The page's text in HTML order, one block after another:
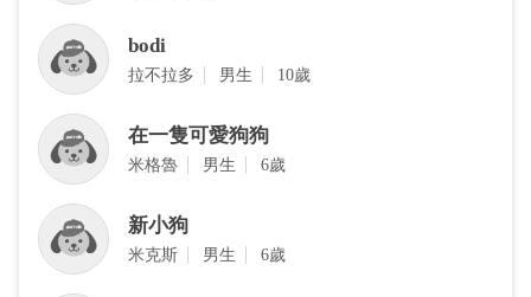
bodi
拉不拉多 男生 10歲
在一隻可愛狗狗
米格魯 男生 6歲
新小狗
米克斯 男生 6歲